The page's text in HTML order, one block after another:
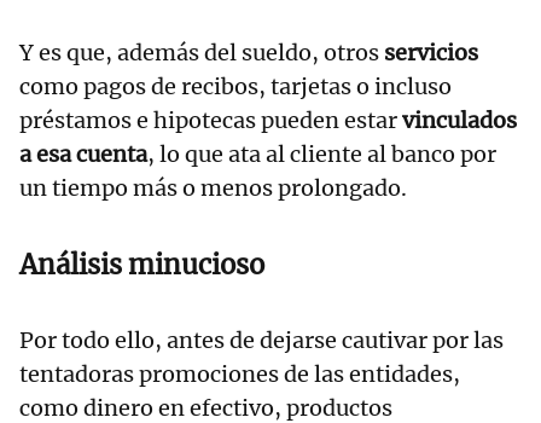
Y es que, además del sueldo, otros servicios
como pagos de recibos, tarjetas o incluso
préstamos e hipotecas pueden estarvinculados
a esa cuenta, lo que ata al cliente al banco por
un tiempo más o menos prolongado.
Análisis minucioso
Por todo ello, antes de dejarse cautivar por las
tentadoras promociones de las entidades,
como dinero en efectivo, productos